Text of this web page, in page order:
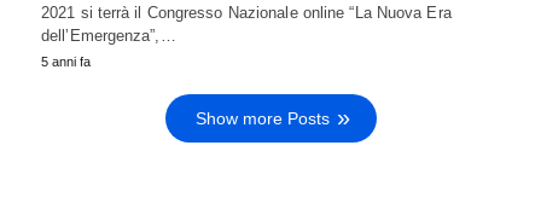
2021 si terrà il Congresso Nazionale online “La Nuova Era
dell’Emergenza”,…
5 anni fa
Show more Posts